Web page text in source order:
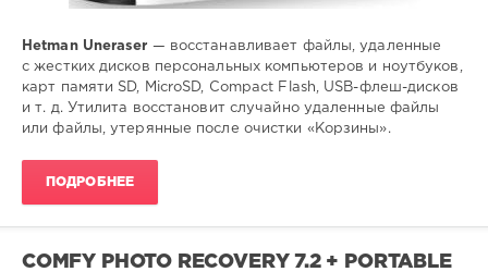
Hetman Uneraser — восстанавливает файлы, удаленные
с жестких дисков персональных компьютеров и ноутбуков,
карт памяти SD, MicroSD, Compact Flash, USB-флеш-дисков
и т. д. Утилита восстановит случайно удаленные файлы
или файлы, утерянные после очистки «Корзины».
ПОДРОБНЕЕ
COMFY PHOTO RECOVERY 7.2 + PORTABLE